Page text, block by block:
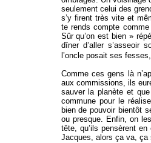
seulement celui des
s’y firent très vite et
te rends compte
Sûr qu’on est bien »
dîner d’aller s’asseoir
l’oncle posait ses
Comme ces gens là
aux commissions, ils
sauver la planète et
commune pour le
bien de pouvoir bientôt
ou presque. Enfin, on
tête, qu’ils pensèrent
Jacques, alors ça va, ça